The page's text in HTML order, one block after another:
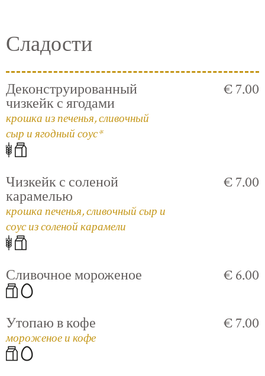
Сладости
Деконструированный
чизкейк с ягодами
крошка из печенья, сливочный
сыр и ягодный соус*
€ 7.00
Чизкейк с соленой
карамелью
крошка печенья, сливочный сыр и
соус из соленой карамели
€ 7.00
Сливочное мороженое € 6.00
Утопаю в кофе
мороженое и кофе
€ 7.00